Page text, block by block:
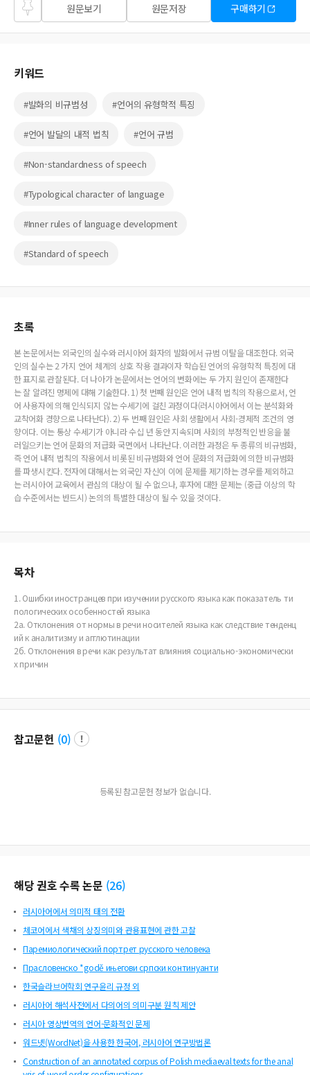
즐겨
찾기
원문보기 원문저장 구매하기
키워드
#발화의 비규범성 #언어의 유형학적 특징
#언어 발달의 내적 법칙 #언어 규범
#Non-standardness of speech
#Typological character of language
#Inner rules of language development
#Standard of speech
초록
본 논문에서는 외국인의 실수와 러시아어 화자의 발화에서 규범 이탈을 대조한다. 외국
인의 실수는 2 가지 언어 체계의 상호 작용 결과이자 학습된 언어의 유형학적 특징에 대
한 표지로 관찰된다. 더 나아가 논문에서는 언어의 변화에는 두 가지 원인이 존재한다
는 잘 알려진 명제에 대해 기술한다. 1) 첫 번째 원인은 언어 내적 법칙의 작용으로서, 언
어 사용자에 의해 인식되지 않는 수세기에 걸친 과정이다(러시아어에서 이는 분석화와
교착어화 경향으로 나타난다). 2) 두 번째 원인은 사회 생활에서 사회-경제적 조건의 영
향이다. 이는 통상 수세기가 아니라 수십 년 동안 지속되며 사회의 부정적인 반응을 불
러일으키는 언어 문화의 저급화 국면에서 나타난다. 이러한 과정은 두 종류의 비규범화,
즉 언어 내적 법칙의 작용에서 비롯된 비규범화와 언어 문화의 저급화에 의한 비규범화
를 파생시킨다. 전자에 대해서는 외국인 자신이 이에 문제를 제기하는 경우를 제외하고
는 러시아어 교육에서 관심의 대상이 될 수 없으나, 후자에 대한 문제는 (중급 이상의 학
습 수준에서는 반드시) 논의의 특별한 대상이 될 수 있을 것이다.
목차
1. Ошибки иностранцев при изучении русского языка как показатель ти
пологических особенностей языка
2а. Отклонения от нормы в речи носителей языка как следствие тенденц
ий к аналитизму и агглютинации
2б. Отклонения в речи как результат влияния социально-экономически
х причин
참고문헌 (0)
등록된 참고문헌 정보가 없습니다.
해당 권호 수록 논문 (26)
러시아어에서 의미적 태의 전환
체코어에서 색채의 상징의미와 관용표현에 관한 고찰
Паремиологический портрет русского человека
Прасловенско *godě ињегови српски континуанти
한국슬라브어학회 연구윤리 규정 외
러시아어 해석사전에서 다의어의 의미구분 원칙 제안
러시아 영상번역의 언어-문화적인 문제
워드넷(WordNet)을 사용한 한국어, 러시아어 연구방법론
Construction of an annotated corpus of Polish mediaeval texts for the anal